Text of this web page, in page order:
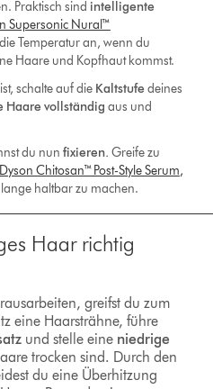
Praktisch sind intelligente
Supersonic Nural™
Temperatur an, wenn du
Haare und Kopfhaut kommst.
schalte auf die Kaltstufe deines
Haare vollständig aus und
du nun fixieren. Greife zu
Dyson Chitosan™ Post-Style Serum,
haltbar zu machen.
Haar richtig
greifst du zum
eine Haarsträhne, führe
und stelle eine niedrige
trocken sind. Durch den
du eine Überhitzung